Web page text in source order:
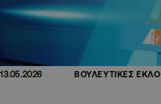
13.05.2026 ΒΟΥΛΕΥΤΙΚΕΣ